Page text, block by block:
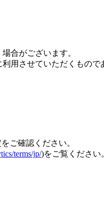
合がございます。
用させていただくもので
ご確認ください。
terms/jp/)をご覧ください